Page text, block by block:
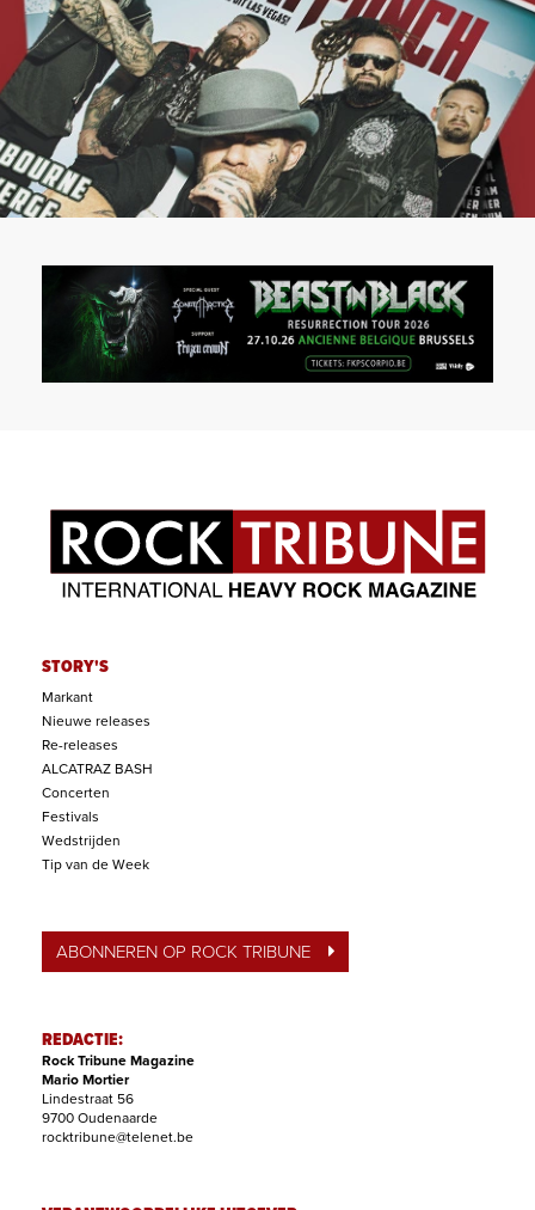
STORY'S
Markant
Nieuwe releases
Re-releases
ALCATRAZ BASH
Concerten
Festivals
Wedstrijden
Tip van de Week
ABONNEREN OP ROCK TRIBUNE
REDACTIE:
Rock Tribune Magazine
Mario Mortier
Lindestraat 56
9700 Oudenaarde
rocktribune@telenet.be